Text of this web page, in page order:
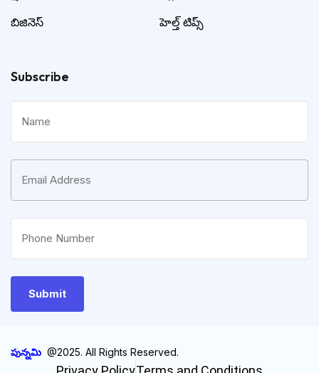
బిజినెస్ హెల్త్ టిప్స్
Subscribe
పున్నమి @2025. All Rights Reserved.